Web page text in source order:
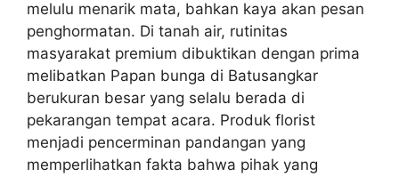
melulu menarik mata, bahkan kaya akan pesan
penghormatan. Di tanah air, rutinitas
masyarakat premium dibuktikan dengan prima
melibatkan Papan bunga di Batusangkar
berukuran besar yang selalu berada di
pekarangan tempat acara. Produk florist
menjadi pencerminan pandangan yang
memperlihatkan fakta bahwa pihak yang